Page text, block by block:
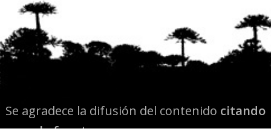
Se agradece la difusión del contenido citando
la fuente www.mapuexpress.org